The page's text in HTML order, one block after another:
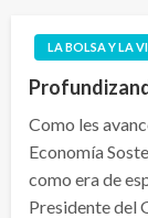
LA BOLSA Y LA
Como les
Economía
como era de
Presidente del